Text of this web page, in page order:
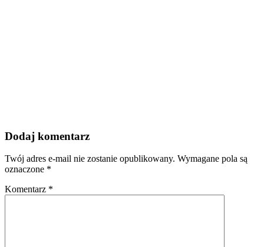
Dodaj komentarz
Twój adres e-mail nie zostanie opublikowany. Wymagane pola są
oznaczone *
Komentarz *